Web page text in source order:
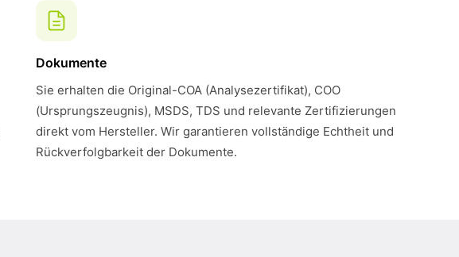
Dokumente
Sie erhalten die Original-COA (Analysezertifikat), COO
(Ursprungszeugnis), MSDS, TDS und relevante Zertifizierungen
direkt vom Hersteller. Wir garantieren vollständige Echtheit und
Rückverfolgbarkeit der Dokumente.